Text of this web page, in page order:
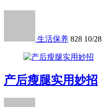
生活保养 828 10/28
产后瘦腿实用妙招